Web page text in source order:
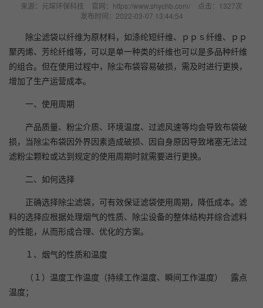
来源：元琛环保科技 官网：https://www.shychb.com/
点击：1327次
发布时间：2022-03-07 13:44:54
除尘滤袋以纤维为原材料，如涤纶短纤维、ｐｐｓ纤维、ｐｐ
聚丙烯、芳纶纤维等，可以是单一种类的纤维也可以是多品种纤维
的组合。但在使用过程中，除尘布袋容易破损，需及时进行更换，
增加了生产运营成本。
一、使用周期
产品质量、粉尘介质、环境温度、过滤风速等均会导致布袋破
损，当除尘布袋因外界因素造成破损、因自身原因导致堵塞无法过
滤粉尘颗粒或达到规定的使用周期时就需要进行更换。
二、如何选择
正确选择除尘滤袋，可有效保证滤袋使用周期，降低成本。滤
料的选择应根据处理烟气的性质、除尘设备的整体结构并综合滤料
的性能，从而形成合理、优化的方案。
１、烟气的性质和温度
（１）温度工作温度（持续工作温度、瞬间工作温度） 露点
温度；